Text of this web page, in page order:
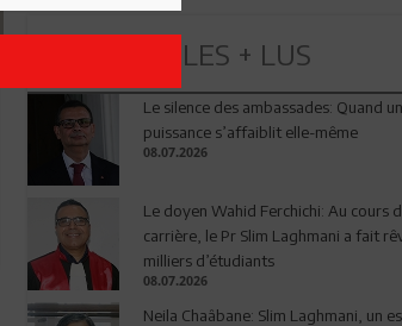
LES + LUS
Le silence des ambassades: Quand
puissance s’affaiblit elle-même
08.07.2026
Le doyen Wahid Ferchichi: Au cours
carrière, le Pr Slim Laghmani a fait
milliers d’étudiants
08.07.2026
Neila Chaâbane: Slim Laghmani, un